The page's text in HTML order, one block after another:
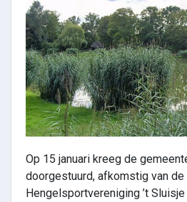
Op 15 januari kreeg de
doorgestuurd, afkomstig van
Hengelsportvereniging ’t